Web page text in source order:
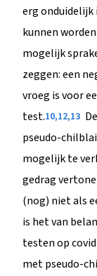
erg onduidelijk
kunnen
mogelijk
zeggen: een
vroeg is voor
test.10,12,13
pseudo-
mogelijk te
gedrag
(nog) niet als
is het van
testen op
met pseudo-